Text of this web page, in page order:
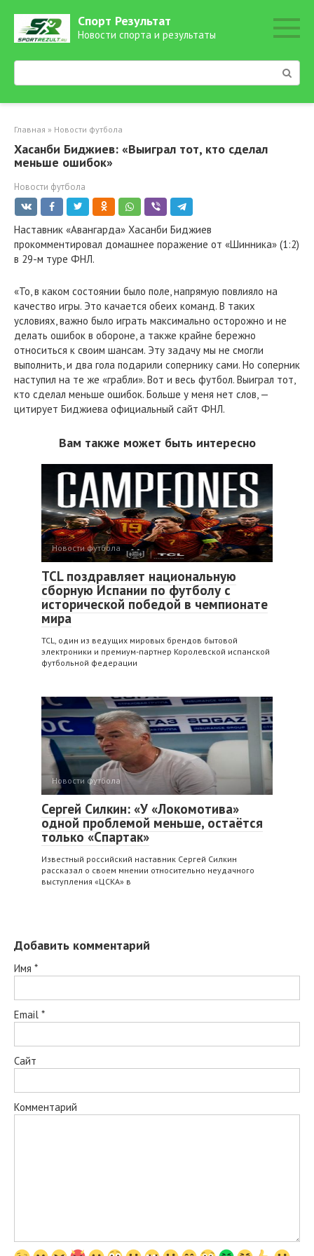
контенту
Спорт Результат
Новости спорта и результаты
Поиск:
Главная » Новости футбола
Хасанби Биджиев: «Выиграл тот, кто сделал
меньше ошибок»
Новости футбола
Наставник «Авангарда» Хасанби Биджиев
прокомментировал домашнее поражение от «Шинника» (1:2)
в 29-м туре ФНЛ.
«То, в каком состоянии было поле, напрямую повлияло на
качество игры. Это качается обеих команд. В таких
условиях, важно было играть максимально осторожно и не
делать ошибок в обороне, а также крайне бережно
относиться к своим шансам. Эту задачу мы не смогли
выполнить, и два гола подарили сопернику сами. Но соперник
наступил на те же «грабли». Вот и весь футбол. Выиграл тот,
кто сделал меньше ошибок. Больше у меня нет слов, —
цитирует Биджиева официальный сайт ФНЛ.
Вам также может быть интересно
Новости футбола
TCL поздравляет национальную
сборную Испании по футболу с
исторической победой в чемпионате
мира
TCL, один из ведущих мировых брендов бытовой
электроники и премиум-партнер Королевской испанской
футбольной федерации
Новости футбола
Сергей Силкин: «У «Локомотива»
одной проблемой меньше, остаётся
только «Спартак»
Известный российский наставник Сергей Силкин
рассказал о своем мнении относительно неудачного
выступления «ЦСКА» в
Добавить комментарий
Имя *
Email *
Сайт
Комментарий